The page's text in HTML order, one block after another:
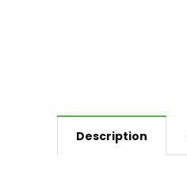
Description